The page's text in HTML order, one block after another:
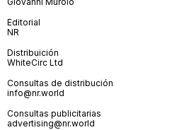
Editorial
NR
Distribuición
WhiteCirc Ltd
Consultas de distribución
info@nr.world
Consultas publicitarias
advertising@nr.world